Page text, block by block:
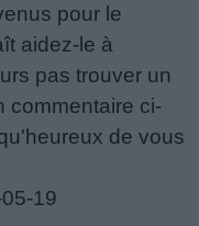
pour le
aidez-le à
pas trouver un
commentaire ci-
de vous
19